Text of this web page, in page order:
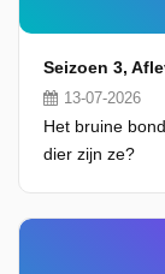
Seizoen 3,
13-07-2026
Het bruine
dier zijn ze?